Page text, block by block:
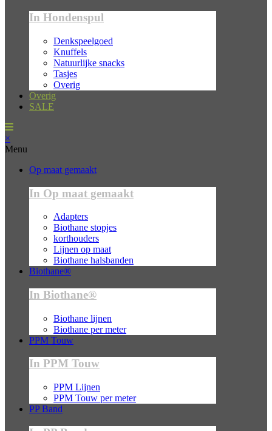
In Hondenspul
Denkspeelgoed
Knuffels
Natuurlijke snacks
Tasjes
Overig
Overig
SALE
×
Menu
Op maat gemaakt
In Op maat gemaakt
Adapters
Biothane stopjes
korthouders
Lijnen op maat
Biothane halsbanden
Biothane®
In Biothane®
Biothane lijnen
Biothane per meter
PPM Touw
In PPM Touw
PPM Lijnen
PPM Touw per meter
PP Band